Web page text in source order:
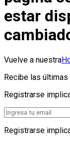
estar
Vuelve a nuestra
Recibe las
Registrarse
Registrarse